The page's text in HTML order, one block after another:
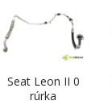
Seat Leon II 0
rúrka